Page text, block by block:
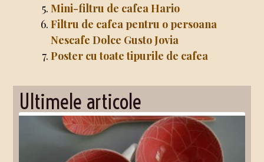
Mini-filtru de cafea Hario
Filtru de cafea pentru o persoana
Nescafe Dolce Gusto Jovia
Poster cu toate tipurile de cafea
Ultimele articole